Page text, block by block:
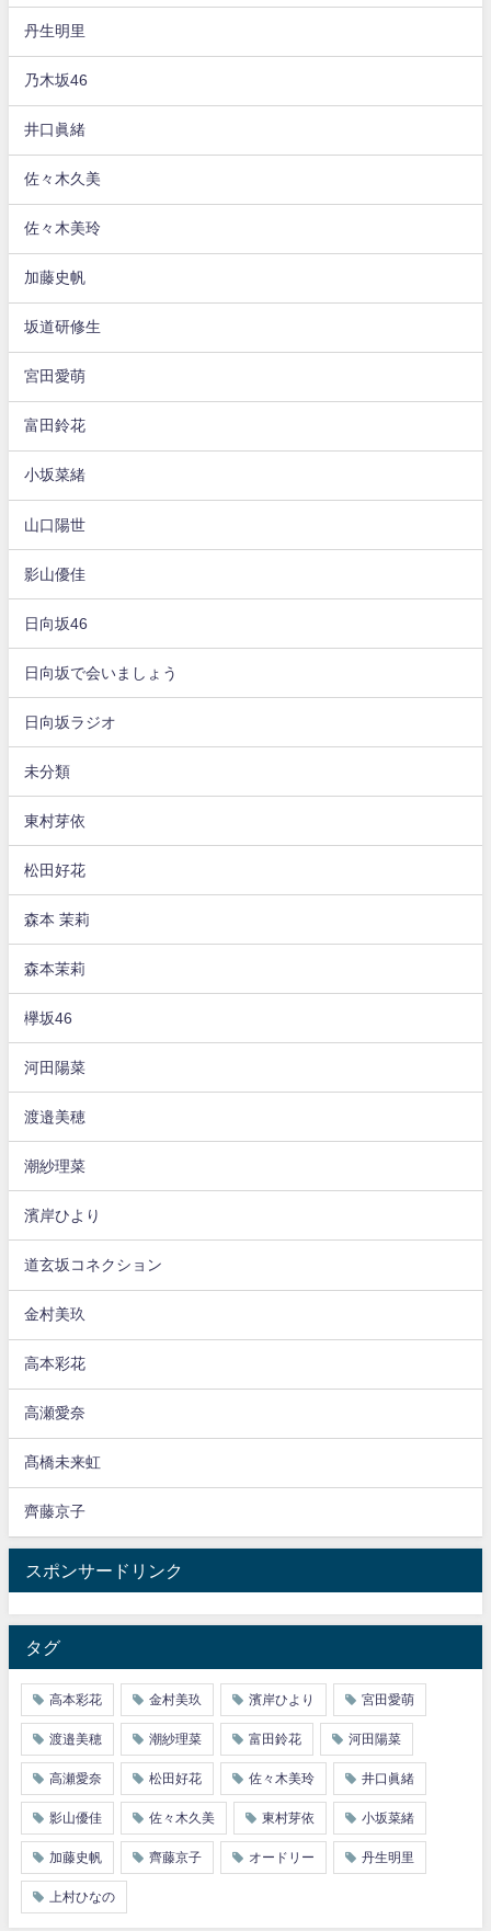
丹生明里
乃木坂46
井口眞緒
佐々木久美
佐々木美玲
加藤史帆
坂道研修生
宮田愛萌
富田鈴花
小坂菜緒
山口陽世
影山優佳
日向坂46
日向坂で会いましょう
日向坂ラジオ
未分類
東村芽依
松田好花
森本 茉莉
森本茉莉
欅坂46
河田陽菜
渡邉美穂
潮紗理菜
濱岸ひより
道玄坂コネクション
金村美玖
高本彩花
高瀬愛奈
髙橋未来虹
齊藤京子
スポンサードリンク
タグ
高本彩花 金村美玖 濱岸ひより 宮田愛萌
渡邉美穂 潮紗理菜 富田鈴花 河田陽菜
高瀬愛奈 松田好花 佐々木美玲 井口眞緒
影山優佳 佐々木久美 東村芽依 小坂菜緒
加藤史帆 齊藤京子 オードリー 丹生明里
上村ひなの